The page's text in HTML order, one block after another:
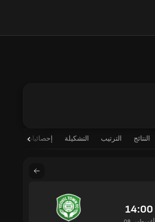
النتائج الترتيب التشكيلة إحصائيات اللاعب
14:00